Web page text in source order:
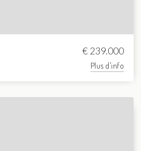
€ 239.000
Plus d'info